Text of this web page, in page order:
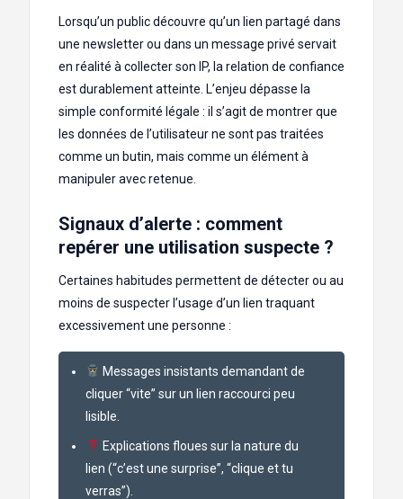
Lorsqu’un public découvre qu’un lien partagé dans
une newsletter ou dans un message privé servait
en réalité à collecter son IP, la relation de confiance
est durablement atteinte. L’enjeu dépasse la
simple conformité légale : il s’agit de montrer que
les données de l’utilisateur ne sont pas traitées
comme un butin, mais comme un élément à
manipuler avec retenue.
Signaux d’alerte : comment
repérer une utilisation suspecte ?
Certaines habitudes permettent de détecter ou au
moins de suspecter l’usage d’un lien traquant
excessivement une personne :
Messages insistants demandant de
cliquer “vite” sur un lien raccourci peu
lisible.
Explications floues sur la nature du
lien (“c’est une surprise”, “clique et tu
verras”).